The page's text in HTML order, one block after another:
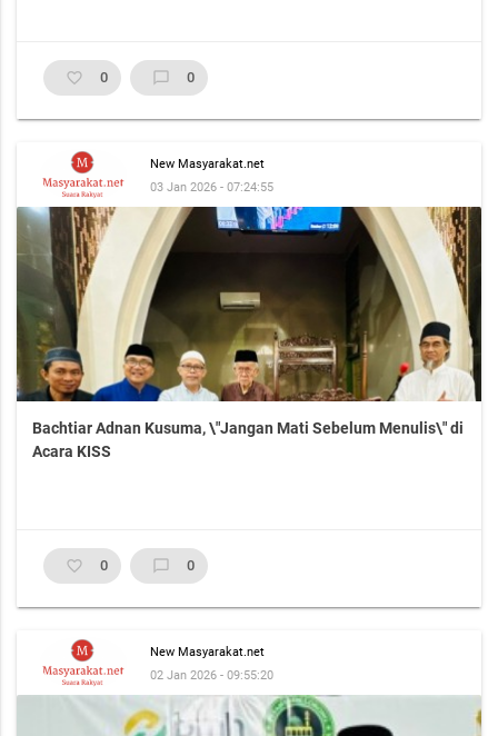
favorite_border 0 chat_bubble_outline 0
New Masyarakat.net
03 Jan 2026 - 07:24:55
Bachtiar Adnan Kusuma, \"Jangan Mati Sebelum Menulis\" di
Acara KISS
favorite_border 0 chat_bubble_outline 0
New Masyarakat.net
02 Jan 2026 - 09:55:20